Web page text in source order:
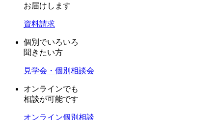
お届けします
資料請求
個別でいろいろ
聞きたい方
見学会・個別相談会
オンラインでも
相談が可能です
オンライン個別相談